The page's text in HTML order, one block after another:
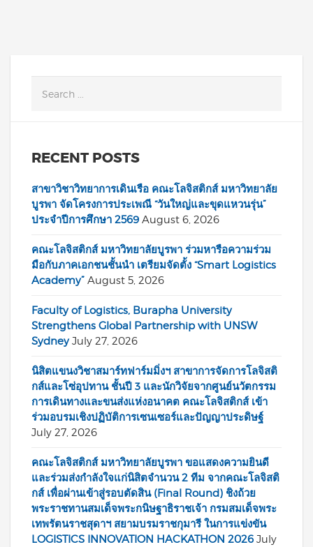
RECENT POSTS
สาขาวิชาวิทยาการเดินเรือ คณะโลจิสติกส์ มหาวิทยาลัย
บูรพา จัดโครงการประเพณี “วันใหญ่และขุดแหวนรุ่น”
ประจำปีการศึกษา 2569 August 6, 2026
คณะโลจิสติกส์ มหาวิทยาลัยบูรพา ร่วมหารือความร่วม
มือกับภาคเอกชนชั้นนำ เตรียมจัดตั้ง “Smart Logistics
Academy” August 5, 2026
Faculty of Logistics, Burapha University
Strengthens Global Partnership with UNSW
Sydney July 27, 2026
นิสิตแขนงวิชาสมาร์ทฟาร์มมิ่งฯ สาขาการจัดการโลจิสติ
กส์และโซ่อุปทาน ชั้นปี 3 และนักวิจัยจากศูนย์นวัตกรรม
การเดินทางและขนส่งแห่งอนาคต คณะโลจิสติกส์ เข้า
ร่วมอบรมเชิงปฏิบัติการเซนเซอร์และปัญญาประดิษฐ์
July 27, 2026
คณะโลจิสติกส์ มหาวิทยาลัยบูรพา ขอแสดงความยินดี
และร่วมส่งกำลังใจแก่นิสิตจำนวน 2 ทีม จากคณะโลจิสติ
กส์ เพื่อผ่านเข้าสู่รอบตัดสิน (Final Round) ชิงถ้วย
พระราชทานสมเด็จพระกนิษฐาธิราชเจ้า กรมสมเด็จพระ
เทพรัตนราชสุดาฯ สยามบรมราชกุมารี ในการแข่งขัน
LOGISTICS INNOVATION HACKATHON 2026 July